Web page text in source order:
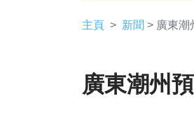
主頁 新聞 > 廣東潮
廣東潮州